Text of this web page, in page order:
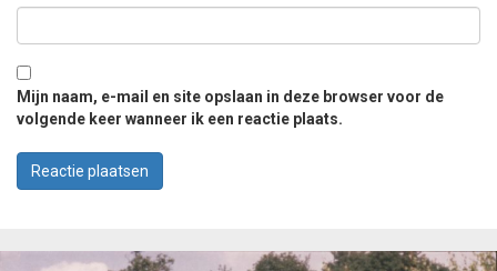
Mijn naam, e-mail en site opslaan in deze browser voor de
volgende keer wanneer ik een reactie plaats.